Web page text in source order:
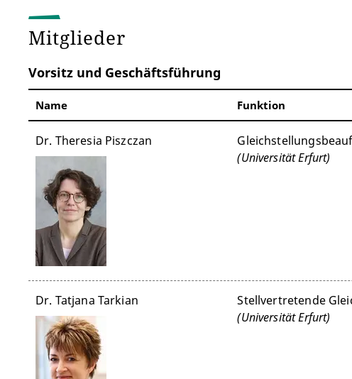
Mitglieder
Vorsitz und Geschäftsführung
Name Funktion
Dr. Theresia Piszczan
(Universität Erfurt)
Dr. Tatjana Tarkian
Stellvertretende
(Universität Erfurt)